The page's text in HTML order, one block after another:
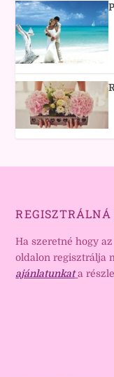
REGISZTRÁLNÁ
Ha szeretné hogy
oldalon regisztrálja
ajánlatunkat a